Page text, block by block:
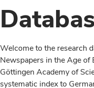
Welcome to the research
Newspapers in the Age
Göttingen Academy of
systematic index to